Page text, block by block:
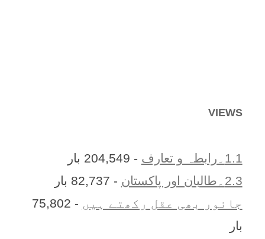
VIEWS
1.1۔رابطہ و تعارف
- 204,549 بار
2.3۔طالبان اور پاکستان
- 82,737 بار
جانور بھی عقل رکھتے ہیں
- 75,802
بار